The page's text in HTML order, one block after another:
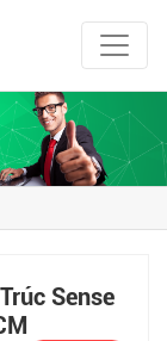
Sense